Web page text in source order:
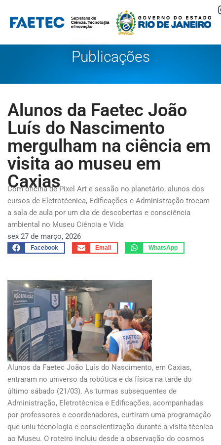
Pular
Publicações
Alunos da Faetec João
Luís do Nascimento
mergulham na ciência em
visita ao museu em
Caxias
Com oficina de Pixel Art e sessão no planetário, alunos dos
cursos de Eletrotécnica, Edificações e Administração trocam
a sala de aula por um dia de descobertas e consciência
ambiental no Museu Ciência e Vida
sex 27 de março, 2026
Facebook Email WhatsApp
Alunos da Faetec João Luís do Nascimento, em Caxias,
entraram no universo da robótica e da física na tarde do
último sábado (21/03). As turmas subsequentes de
Administração, Eletrotécnica e Edificações, acompanhadas
por professores e coordenadores, curtiram uma programação
que uniu tecnologia e conscientização durante a visita técnica
ao Museu. O roteiro incluiu desde a observação do cosmos